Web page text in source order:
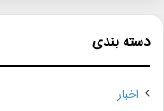
دسته بندی
اخبار